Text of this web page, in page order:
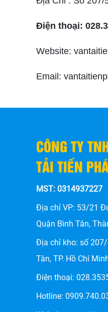
Điện thoại:
Website:
Email:
CÔNG TY
TẢI TIẾN
MST: 0314937227
Địa chỉ VP: 53/21
Quận Bình Tân,
Địa chỉ kho: số207/
Tân, TP. Hồ Chí
Điện thoại:
Hotline: